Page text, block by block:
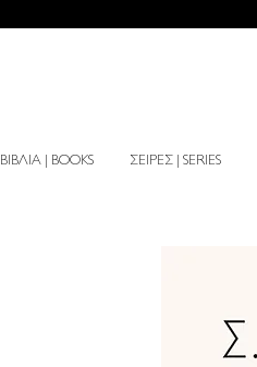
ΒΙΒΛΙΑ | BOOKS ΣΕΙΡΕΣ | SERIES